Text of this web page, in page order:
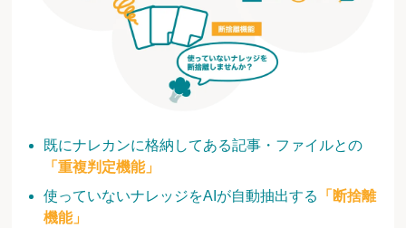
既にナレカンに格納してある記事・ファイルとの
「重複判定機能」
使っていないナレッジをAIが自動抽出する
「断捨離
機能」